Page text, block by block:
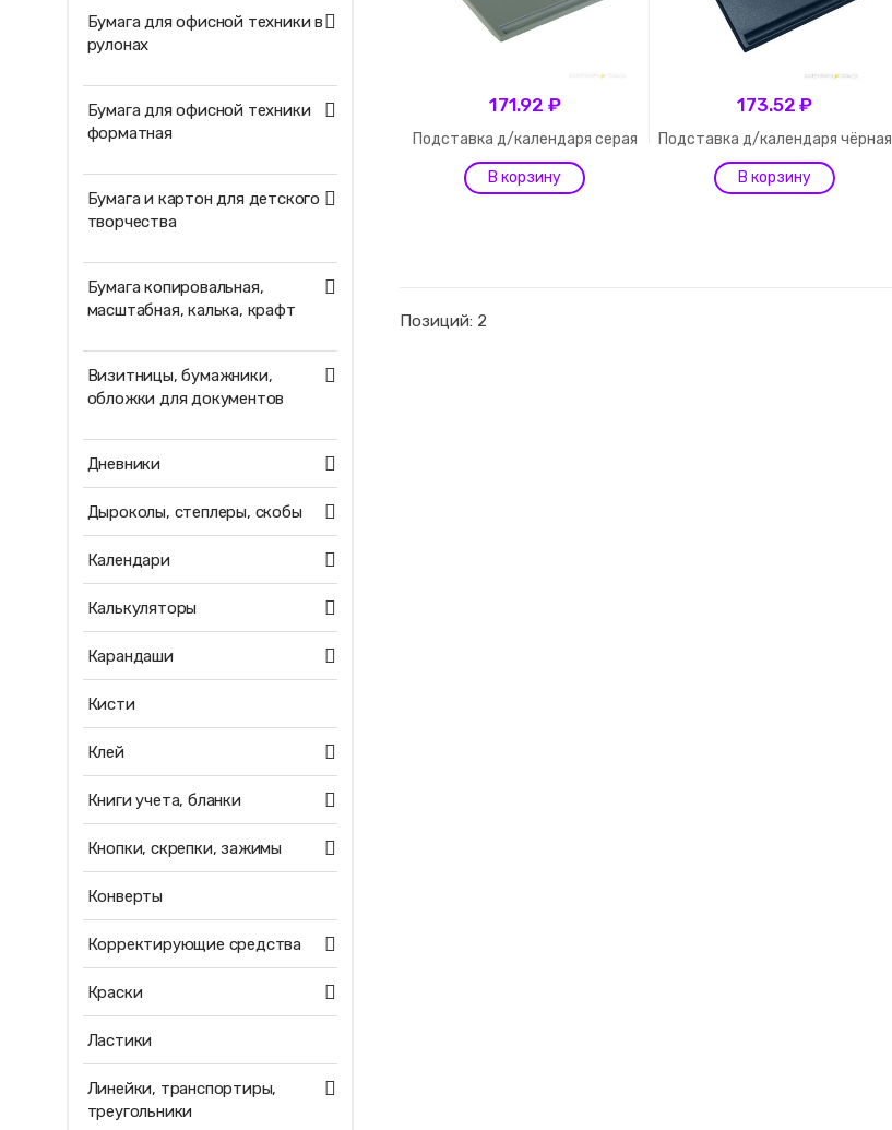
171.92 ₽
Подставка д/календаря серая
173.52 ₽
Подставка д/календаря чёрная
Позиций: 2
Бумага для офисной техники в
рулонах
Бумага для офисной техники
форматная
Бумага и картон для детского
творчества
Бумага копировальная,
масштабная, калька, крафт
Визитницы, бумажники,
обложки для документов
Дневники
Дыроколы, степлеры, скобы
Календари
Калькуляторы
Карандаши
Кисти
Клей
Книги учета, бланки
Кнопки, скрепки, зажимы
Конверты
Корректирующие средства
Краски
Ластики
Линейки, транспортиры,
треугольники